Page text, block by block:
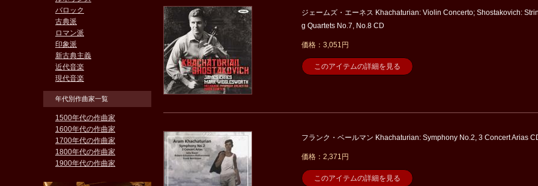
ジェームズ・エーネス Khachaturian: Violin Concerto; Shostakovich:
g Quartets No.7, No.8 CD
価格：3,051円
このアイテムの詳細を見る
フランク・ベールマン Khachaturian: Symphony No.2, 3 Concert Arias
価格：2,371円
このアイテムの詳細を見る
バロック
古典派
ロマン派
印象派
新古典主義
近代音楽
現代音楽
年代別作曲家一覧
1500年代の作曲家
1600年代の作曲家
1700年代の作曲家
1800年代の作曲家
1900年代の作曲家